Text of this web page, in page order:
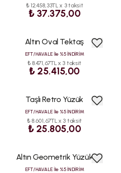
₺ 12.458,33TL x 3 taksit
₺ 37.375,00
Altın Oval Tektaş
EFT/HAVALE İle %5 İNDİRİM
₺ 8.471,67TL x 3 taksit
₺ 25.415,00
Taşlı Retro Yüzük
EFT/HAVALE İle %5 İNDİRİM
₺ 8.601,67TL x 3 taksit
₺ 25.805,00
Altın Geometrik Yüzük
EFT/HAVALE İle %5 İNDİRİM